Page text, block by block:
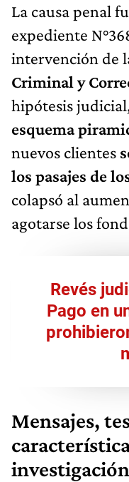
La causa penal
expediente
intervención de
Criminal y
hipótesis
esquema
nuevos clientes
los pasajes de
colapsó al
agotarse los
Revés
Pago en
Mensajes,
investigación